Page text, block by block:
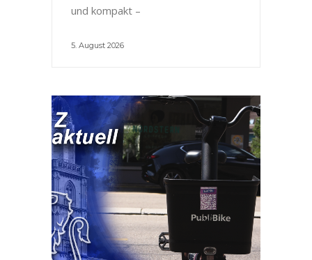
und kompakt –
5. August 2026